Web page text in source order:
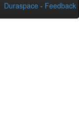
Duraspace - Feedback